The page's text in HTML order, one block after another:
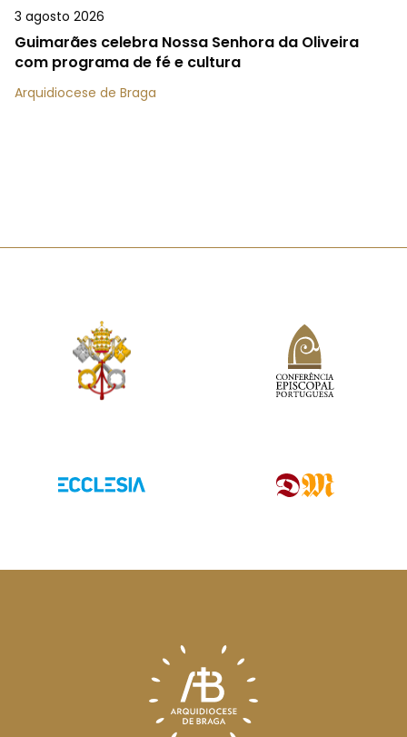
3 agosto 2026
Guimarães celebra Nossa Senhora da Oliveira
com programa de fé e cultura
Arquidiocese de Braga